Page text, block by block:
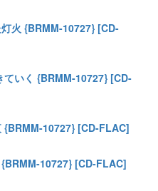
火 {BRMM-10727} [CD-
ていく {BRMM-10727} [CD-
{BRMM-10727} [CD-FLAC]
10727} [CD-FLAC]